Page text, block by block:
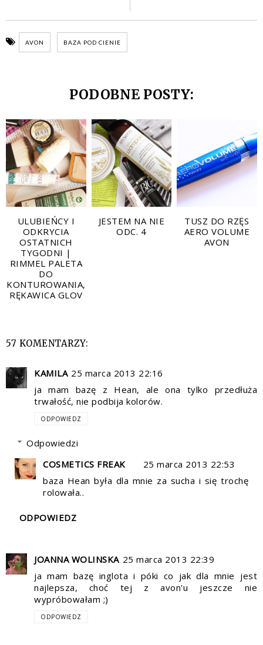
AVON BAZA POD CIENIE
PODOBNE POSTY:
ULUBIEŃCY I
ODKRYCIA
OSTATNICH
TYGODNI |
RIMMEL PALETA
DO
KONTUROWANIA,
RĘKAWICA GLOV
JESTEM NA NIE
ODC. 4
TUSZ DO RZĘS
AERO VOLUME
AVON
57 KOMENTARZY:
KAMILA 25 marca 2013 22:16
ja mam bazę z Hean, ale ona tylko przedłuża
trwałość, nie podbija kolorów.
ODPOWIEDZ
Odpowiedzi
COSMETICS FREAK
25 marca 2013 22:53
baza Hean była dla mnie za sucha i się trochę
rolowała..
ODPOWIEDZ
JOANNA WOLINSKA 25 marca 2013 22:39
ja mam bazę inglota i póki co jak dla mnie jest
najlepsza, choć tej z avon'u jeszcze nie
wypróbowałam ;)
ODPOWIEDZ